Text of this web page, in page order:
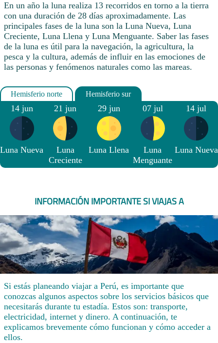
En un año la luna realiza 13 recorridos en torno a la tierra
con una duración de 28 días aproximadamente. Las
principales fases de la luna son la Luna Nueva, Luna
Creciente, Luna Llena y Luna Menguante. Saber las fases
de la luna es útil para la navegación, la agricultura, la
pesca y la cultura, además de influir en las emociones de
las personas y fenómenos naturales como las mareas.
14 jun
Luna Nueva
21 jun
Luna
Creciente
29 jun
Luna Llena
07 jul
Luna
Menguante
14 jul
Luna Nueva
INFORMACIÓN IMPORTANTE SI VIAJAS A
Si estás planeando viajar a Perú, es importante que
conozcas algunos aspectos sobre los servicios básicos que
necesitarás durante tu estadía. Estos son: transporte,
electricidad, internet y dinero. A continuación, te
explicamos brevemente cómo funcionan y cómo acceder a
ellos.